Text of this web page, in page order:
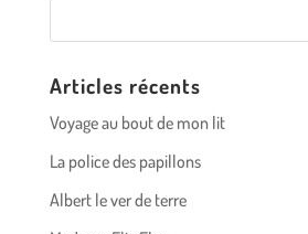
Articles récents
Voyage au bout de mon lit
La police des papillons
Albert le ver de terre